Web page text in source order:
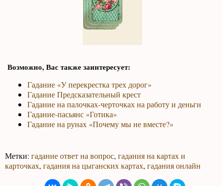
Возможно, Вас также заинтересует:
Гадание «У перекрестка трех дорог»
Гадание Предсказательный крест
Гадание на палочках-черточках на работу и деньги
Гадание-пасьянс «Готика»
Гадание на рунах «Почему мы не вместе?»
Метки:гадание ответ на вопрос,гадания на картах и
карточках,гадания на цыганских картах,гадания онлайн